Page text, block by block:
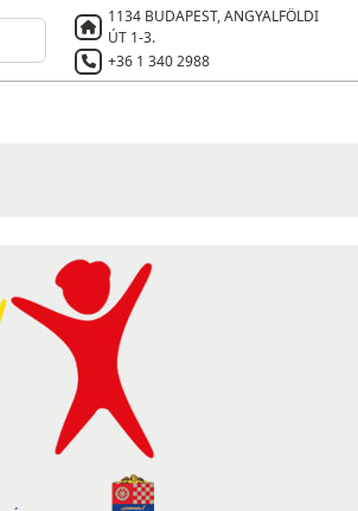
1134 BUDAPEST, ANGYALFÖLDI
ÚT 1-3.
+36 1 340 2988